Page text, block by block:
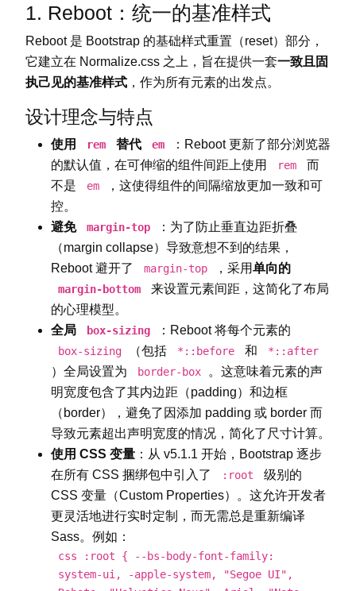
1. Reboot：统一的基准样式
Reboot 是 Bootstrap 的基础样式重置（reset）部分，
它建立在 Normalize.css 之上，旨在提供一套一致且固
执己见的基准样式 ，作为所有元素的出发点。
设计理念与特点
使用 rem 替代 em
：Reboot 更新了部分浏览器
的默认值，在可伸缩的组件间距上使用
rem
而
不是
em
，这使得组件的间隔缩放更加一致和可
控。
避免
margin-top
：为了防止垂直边距折叠
（margin collapse）导致意想不到的结果，
Reboot 避开了
margin-top ，采用单向的
margin-bottom
来设置元素间距，这简化了布局
的心理模型。
全局
box-sizing ：Reboot 将每个元素的
box-sizing （包括 *::before 和 *::after
）全局设置为 border-box
。这意味着元素的声
明宽度包含了其内边距（padding）和边框
（border），避免了因添加 padding 或 border 而
导致元素超出声明宽度的情况，简化了尺寸计算。
使用 CSS 变量 ：从 v5.1.1 开始，Bootstrap 逐步
在所有 CSS 捆绑包中引入了
:root
级别的
CSS 变量（Custom Properties）。这允许开发者
更灵活地进行实时定制，而无需总是重新编译
Sass。例如：
css :root { --bs-body-font-family:
system-ui, -apple-system, "Segoe UI",